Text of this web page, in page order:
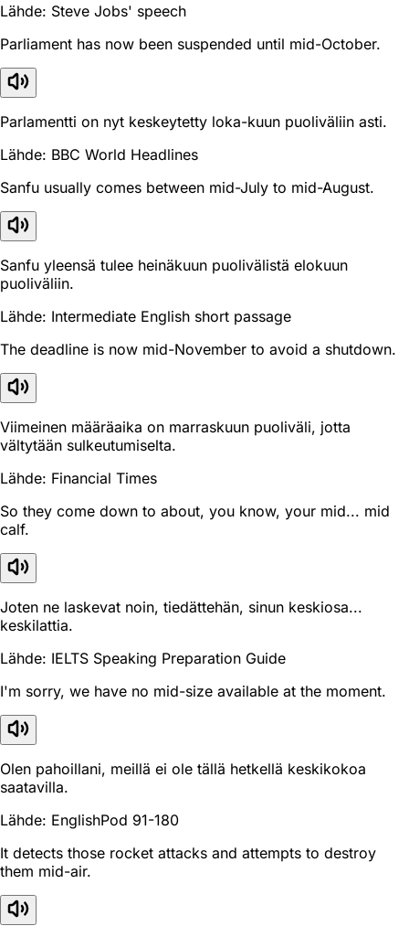
Lähde: Steve Jobs' speech
Parliament has now been suspended until mid-October.
Parlamentti on nyt keskeytetty loka-kuun puoliväliin asti.
Lähde: BBC World Headlines
Sanfu usually comes between mid-July to mid-August.
Sanfu yleensä tulee heinäkuun puolivälistä elokuun
puoliväliin.
Lähde: Intermediate English short passage
The deadline is now mid-November to avoid a shutdown.
Viimeinen määräaika on marraskuun puoliväli, jotta
vältytään sulkeutumiselta.
Lähde: Financial Times
So they come down to about, you know, your mid... mid
calf.
Joten ne laskevat noin, tiedättehän, sinun keskiosa...
keskilattia.
Lähde: IELTS Speaking Preparation Guide
I'm sorry, we have no mid-size available at the moment.
Olen pahoillani, meillä ei ole tällä hetkellä keskikokoa
saatavilla.
Lähde: EnglishPod 91-180
It detects those rocket attacks and attempts to destroy
them mid-air.